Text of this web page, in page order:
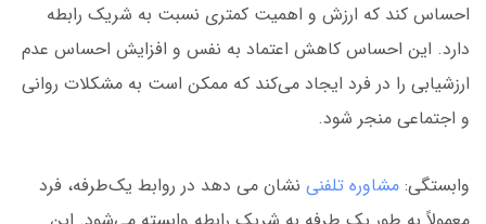
احساس کند که ارزش و اهمیت کمتری نسبت به شریک رابطه
دارد. این احساس کاهش اعتماد به نفس و افزایش احساس عدم
ارزشیابی را در فرد ایجاد می‌کند که ممکن است به مشکلات روانی
و اجتماعی منجر شود.
وابستگی: مشاوره تلفنی نشان می دهد در روابط یک‌طرفه، فرد